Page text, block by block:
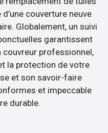
couverture neuve
Globalement, un suivi
garantissent
couvreur professionnel,
la protection de votre
et son savoir-faire
et impeccable
durable.